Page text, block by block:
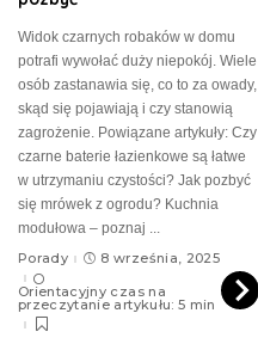
Widok czarnych robaków w domu
potrafi wywołać duży niepokój. Wiele
osób zastanawia się, co to za owady,
skąd się pojawiają i czy stanowią
zagrożenie. Powiązane artykuły: Czy
czarne baterie łazienkowe są łatwe
w utrzymaniu czystości? Jak pozbyć
się mrówek z ogrodu? Kuchnia
modułowa – poznaj
Porady
8 września, 2025
Orientacyjny czas na
przeczytanie artykułu: 5 min